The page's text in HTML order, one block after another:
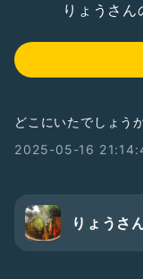
りょうさん
どこにいたでしょう
2025-05-16
りょうさ